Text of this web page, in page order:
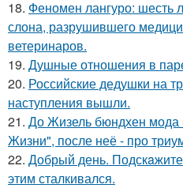
18. Феномен лангуро: шесть
слона, разрушившего
ветеринаров.
19. Душные отношения в
20. Российские дедушки на
наступления вышли.
21. До Жизель бюндхен мода
Жизни", после неё - про
22. Добрый день.
этим сталкивался.